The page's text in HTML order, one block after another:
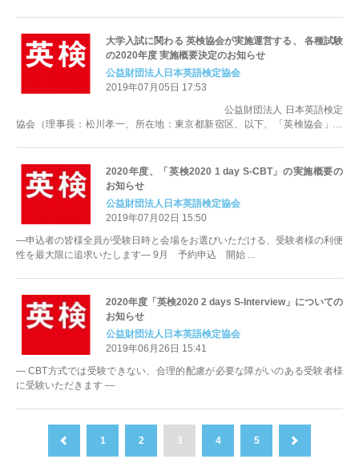
大学入試に関わる 英検協会が実施運営する、 各種試験
の2020年度 実施概要決定のお知らせ
公益財団法人日本英語検定協会
2019年07月05日 17:53
公益財団法人 日本英語検定
協会（理事長：松川孝一、所在地：東京都新宿区、以下、「英検協会」）
2020年度、「英検2020 1 day S-CBT」の実施概要の
お知らせ
公益財団法人日本英語検定協会
2019年07月02日 15:50
―申込者の皆様全員が受験日時と会場をお選びいただける、受験者様の利便
性を最大限に追求いたします― 9月 予約申込 開始 ...
2020年度「英検2020 2 days S-Interview」についての
お知らせ
公益財団法人日本英語検定協会
2019年06月26日 15:41
― CBT方式では受験できない、合理的配慮が必要な障がいのある受験者様
に受験いただきます ―
1 2 3 4 5